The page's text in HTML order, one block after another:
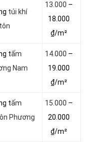
túi khí
13.000 –
18.000
₫/m²
tấm
Nam
14.000 –
19.000
₫/m²
tấm
Phương
15.000 –
20.000
₫/m²